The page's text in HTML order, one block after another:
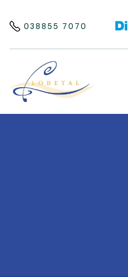
038855 7070